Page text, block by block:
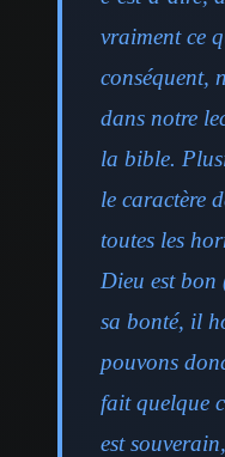
vraiment ce
conséquent,
dans notre
la bible.
le caractère
toutes les
Dieu est bon
sa bonté, il
pouvons
fait quelque
est